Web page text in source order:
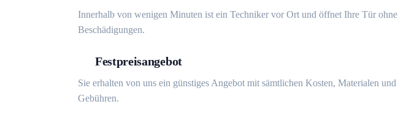
Innerhalb von wenigen Minuten ist ein Techniker vor Ort und öffnet Ihre Tür ohne
Beschädigungen.
Festpreisangebot
Sie erhalten von uns ein günstiges Angebot mit sämtlichen Kosten, Materialen und
Gebühren.